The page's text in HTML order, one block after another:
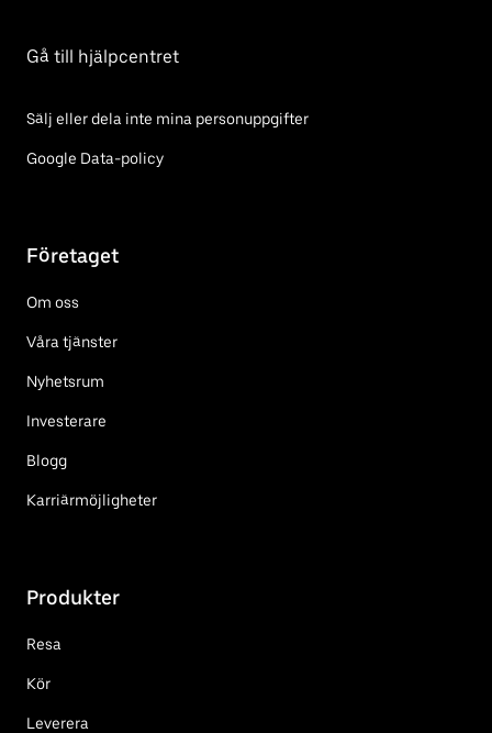
Gå till hjälpcentret
Sälj eller dela inte mina personuppgifter
Google Data-policy
Företaget
Om oss
Våra tjänster
Nyhetsrum
Investerare
Blogg
Karriärmöjligheter
Produkter
Resa
Kör
Leverera